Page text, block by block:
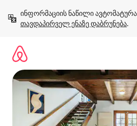
გადასვლა
თავდაპირველ ენაზე დაბრუნება.